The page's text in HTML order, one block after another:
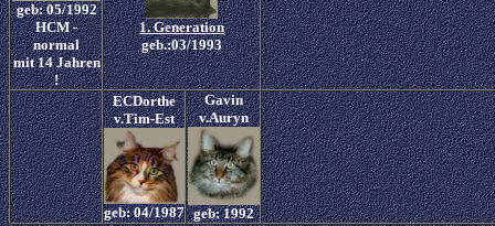
geb: 05/1992
HCM -
normal
mit 14 Jahren
!
1. Generation
geb.:03/1993
ECDorthe
v.Tim-Est
geb: 04/1987
Gavin
v.Auryn
geb: 1992